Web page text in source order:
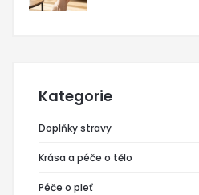
Kategorie
Doplňky stravy
Krása a péče o tělo
Péče o pleť